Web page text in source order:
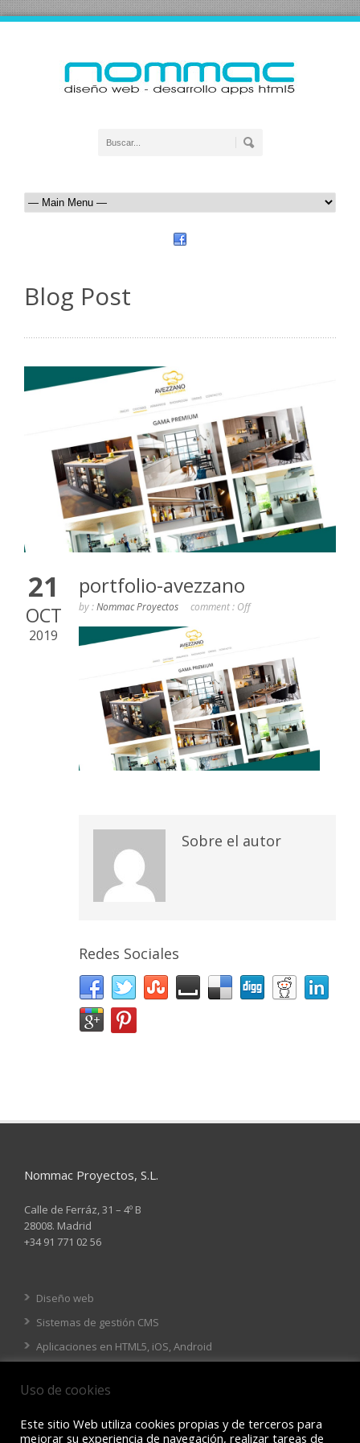
Blog Post
21
OCT
2019
portfolio-avezzano
by :Nommac Proyectos comment : Off
Sobre el autor
Redes Sociales
Nommac Proyectos, S.L.
Calle de Ferráz, 31 – 4º B
28008. Madrid
+34 91 771 02 56
Diseño web
Sistemas de gestión CMS
Aplicaciones en HTML5, iOS, Android
Uso de cookies
Este sitio Web utiliza cookies propias y de terceros para
mejorar su experiencia de navegación, realizar tareas de